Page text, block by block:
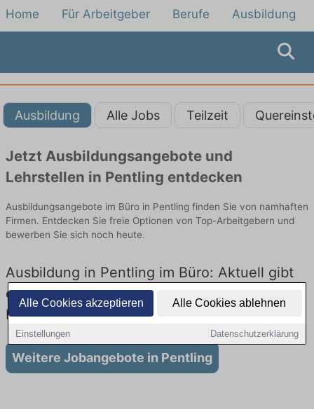
Alle Cookies akzeptieren Alle Cookies ablehnen
Einstellungen Datenschutzerklärung
Home Für Arbeitgeber Berufe Ausbildung
Ausbildung Alle Jobs Teilzeit
Jetzt Ausbildungsangebote und
Lehrstellen in Pentling entdecken
Ausbildungsangebote im Büro in Pentling finden Sie von namhaften
Firmen. Entdecken Sie freie Optionen von Top-Arbeitgebern und
bewerben Sie sich noch heute.
Ausbildung in Pentling im Büro: Aktuell gibt
es keine Stellenangebote für Ausbildung in
Pentling
Weitere Jobangebote in Pentling